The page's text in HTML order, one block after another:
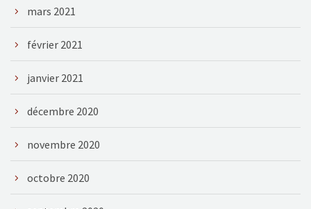
mars 2021
février 2021
janvier 2021
décembre 2020
novembre 2020
octobre 2020